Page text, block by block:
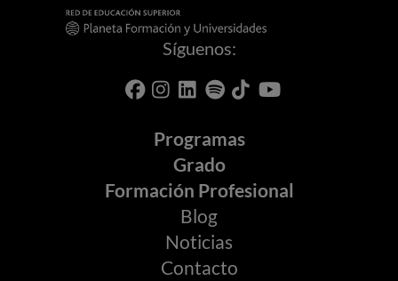
Síguenos:
Programas
Grado
Formación Profesional
Blog
Noticias
Contacto